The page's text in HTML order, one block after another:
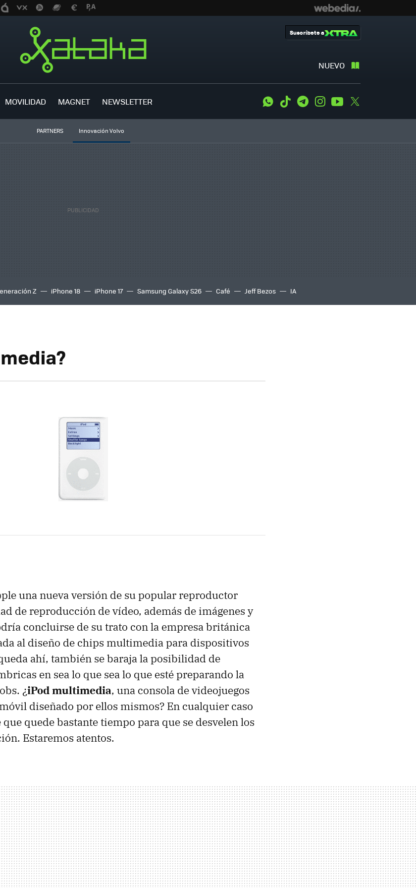
NUEVO
Suscríbete a
MOVILIDAD MAGNET NEWSLETTER WhatsApp
Tiktok TelegramInstagramYoutube
PARTNERS Innovación Volvo
Z iPhone 18 iPhone 17 Samsung Galaxy S26 Café Jeff Bezos IA
una nueva versión de su popular reproductor
de reproducción de vídeo, además de imágenes y
concluirse de su trato con la empresa británica
al diseño de chips multimedia para dispositivos
ahí, también se baraja la posibilidad de
en sea lo que sea lo que esté preparando la
¿iPod multimedia, una consola de videojuegos
diseñado por ellos mismos? En cualquier caso
quede bastante tiempo para que se desvelen los
Estaremos atentos.